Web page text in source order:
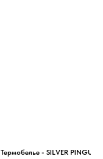
Термобелье - SILVER